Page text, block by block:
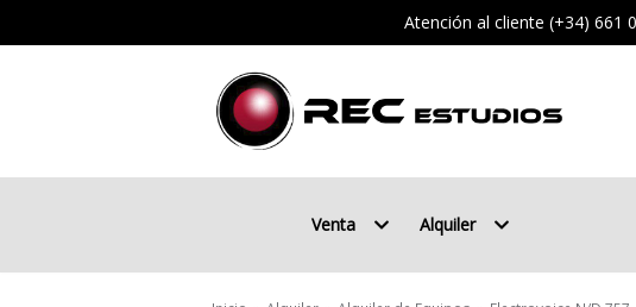
al
Atención al cliente (+34) 661
Venta Alquiler